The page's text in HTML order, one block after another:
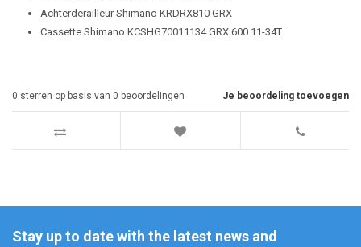
Achterderailleur Shimano KRDRX810 GRX
Cassette Shimano KCSHG70011134 GRX 600 11-34T
Je beoordeling toevoegen
0 sterren op basis van 0 beoordelingen
Stay up to date with the latest news and